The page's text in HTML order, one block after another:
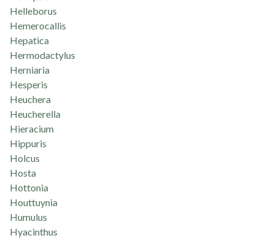
Helleborus
Hemerocallis
Hepatica
Hermodactylus
Herniaria
Hesperis
Heuchera
Heucherella
Hieracium
Hippuris
Holcus
Hosta
Hottonia
Houttuynia
Humulus
Hyacinthus